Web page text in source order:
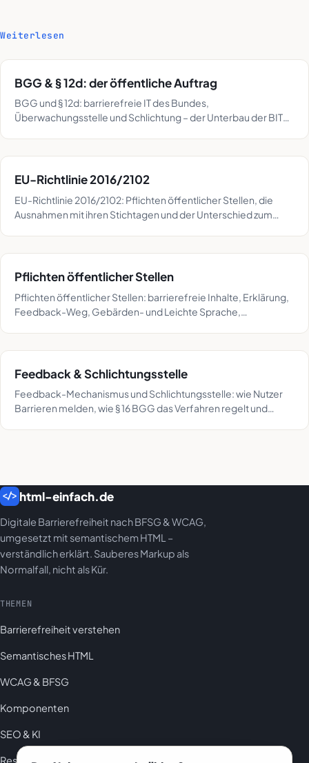
Weiterlesen
BGG & § 12d: der öffentliche Auftrag
BGG und § 12d: barrierefreie IT des Bundes,
Überwachungsstelle und Schlichtung – der Unterbau der BITV
EU-Richtlinie 2016/2102
EU-Richtlinie 2016/2102: Pflichten öffentlicher Stellen, die
Ausnahmen mit ihren Stichtagen und der Unterschied zum
Pflichten öffentlicher Stellen
Pflichten öffentlicher Stellen: barrierefreie Inhalte, Erklärung,
Feedback-Weg, Gebärden- und Leichte Sprache,
Feedback & Schlichtungsstelle
Feedback-Mechanismus und Schlichtungsstelle: wie Nutzer
Barrieren melden, wie § 16 BGG das Verfahren regelt und
</> html-einfach.de
Digitale Barrierefreiheit nach BFSG & WCAG,
umgesetzt mit semantischem HTML –
verständlich erklärt. Sauberes Markup als
Normalfall, nicht als Kür.
THEMEN
Barrierefreiheit verstehen
Semantisches HTML
WCAG & BFSG
Komponenten
SEO & KI
Ressourcen